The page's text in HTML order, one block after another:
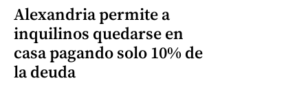
Alexandria permite a
inquilinos quedarse en
casa pagando solo 10% de
la deuda